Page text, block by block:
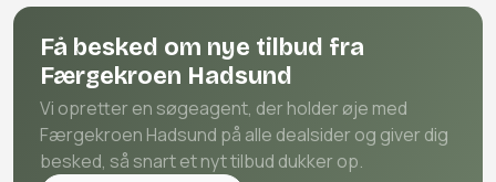
Få besked om nye tilbud fra
Færgekroen Hadsund
Vi opretter en søgeagent, der holder øje med
Færgekroen Hadsund på alle dealsider og giver dig
besked, så snart et nyt tilbud dukker op.